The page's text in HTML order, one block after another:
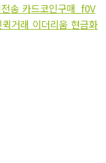
송 카드코인구매_f0V
거래 이더리움 현금화